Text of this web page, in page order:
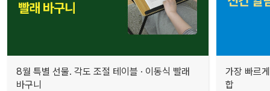
8월 특별 선물. 각도 조절 테이블 · 이동식 빨래
바구니
가장 빠르
합